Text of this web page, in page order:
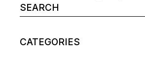
NAVIGATION
Search
for:
CATEGORIES